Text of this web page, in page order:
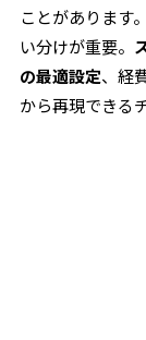
ことがあります
い分けが重要。
の最適設定、経
から再現できる